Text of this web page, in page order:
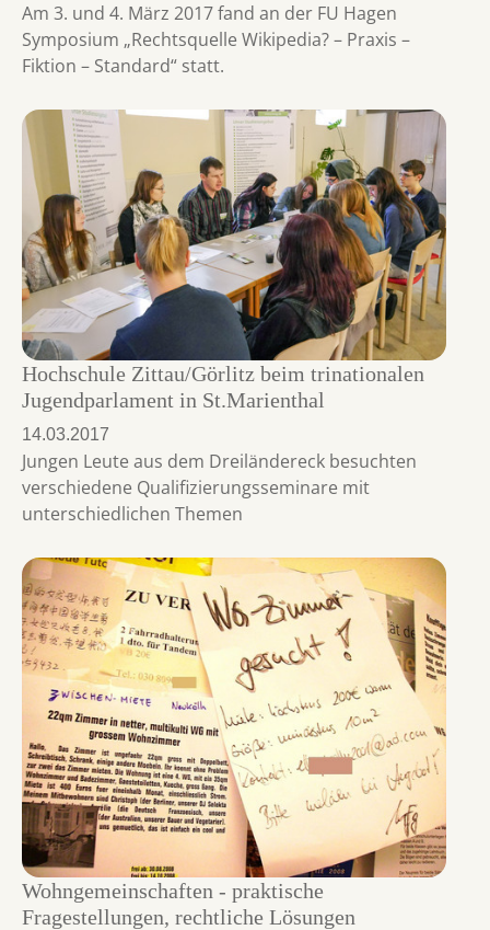
Am 3. und 4. März 2017 fand an der FU Hagen
Symposium „Rechtsquelle Wikipedia? – Praxis –
Fiktion – Standard“ statt.
Hochschule Zittau/Görlitz beim trinationalen
Jugendparlament in St.Marienthal
14.03.2017
Jungen Leute aus dem Dreiländereck besuchten
verschiedene Qualifizierungsseminare mit
unterschiedlichen Themen
Wohngemeinschaften - praktische
Fragestellungen, rechtliche Lösungen